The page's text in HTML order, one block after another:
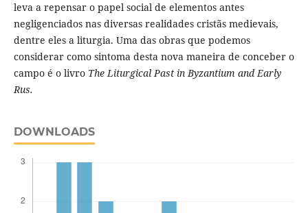
leva a repensar o papel social de elementos antes
negligenciados nas diversas realidades cristãs medievais,
dentre eles a liturgia. Uma das obras que podemos
considerar como sintoma desta nova maneira de conceber o
campo é o livro The Liturgical Past in Byzantium and Early
Rus.
DOWNLOADS